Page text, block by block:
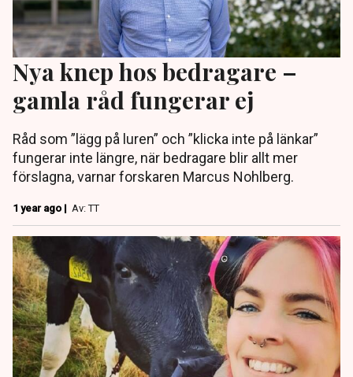
Nya knep hos bedragare –
gamla råd fungerar ej
Råd som ”lägg på luren” och ”klicka inte på länkar”
fungerar inte längre, när bedragare blir allt mer
förslagna, varnar forskaren Marcus Nohlberg.
1 year ago | Av: TT